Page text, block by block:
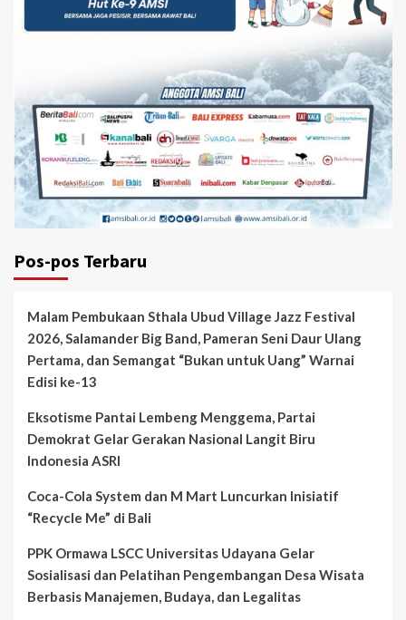
Pos-pos Terbaru
Malam Pembukaan Sthala Ubud Village Jazz Festival
2026, Salamander Big Band, Pameran Seni Daur Ulang
Pertama, dan Semangat “Bukan untuk Uang” Warnai
Edisi ke-13
Eksotisme Pantai Lembeng Menggema, Partai
Demokrat Gelar Gerakan Nasional Langit Biru
Indonesia ASRI
Coca-Cola System dan M Mart Luncurkan Inisiatif
“Recycle Me” di Bali
PPK Ormawa LSCC Universitas Udayana Gelar
Sosialisasi dan Pelatihan Pengembangan Desa Wisata
Berbasis Manajemen, Budaya, dan Legalitas